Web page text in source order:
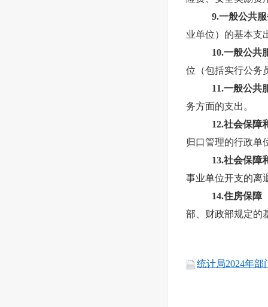
9.一般公共
业单位）的基本支
10.一般公共
位（包括实行公务
11.一般公共
务方面的支出。
12.社会保障
归口管理的行政单
13.社会保障
事业单位开支的离
14.住房保障
部、财政部规定的
统计局2024年部